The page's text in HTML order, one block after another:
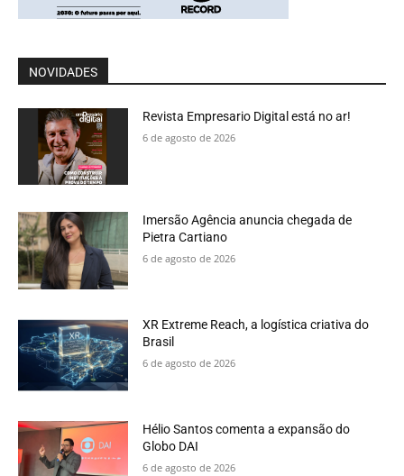
NOVIDADES
Revista Empresario Digital está no ar!
6 de agosto de 2026
Imersão Agência anuncia chegada de
Pietra Cartiano
6 de agosto de 2026
XR Extreme Reach, a logística criativa do
Brasil
6 de agosto de 2026
Hélio Santos comenta a expansão do
Globo DAI
6 de agosto de 2026